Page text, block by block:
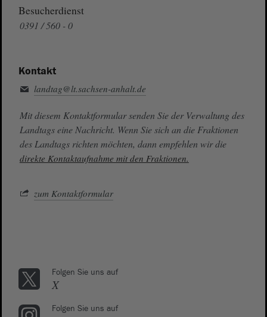
Besucherdienst
0391 / 560 - 0
Kontakt
landtag@lt.sachsen-anhalt.de
Mit diesem Kontaktformular senden Sie der Verwaltung des
Landtags eine Nachricht. Wenn Sie sich an die Fraktionen
des Landtags richten möchten, dann empfehlen wir die
direkte Kontaktaufnahme mit den Fraktionen.
zum Kontaktformular
Folgen Sie uns auf
X
Folgen Sie uns auf